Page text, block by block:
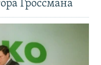
Гроссмана